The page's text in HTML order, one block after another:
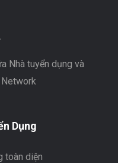
Nhà tuyển dụng và
Dụng
toàn diện